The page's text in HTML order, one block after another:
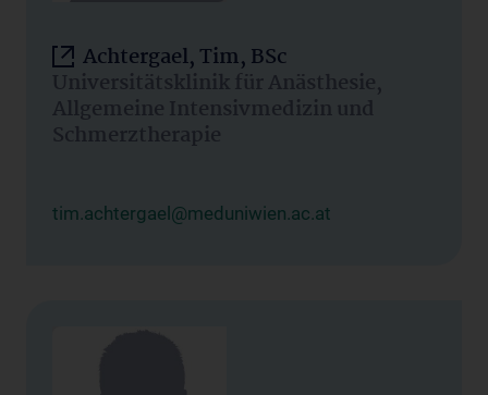
Achtergael, Tim, BSc
Universitätsklinik für Anästhesie,
Allgemeine Intensivmedizin und
Schmerztherapie
tim.achtergael@meduniwien.ac.at